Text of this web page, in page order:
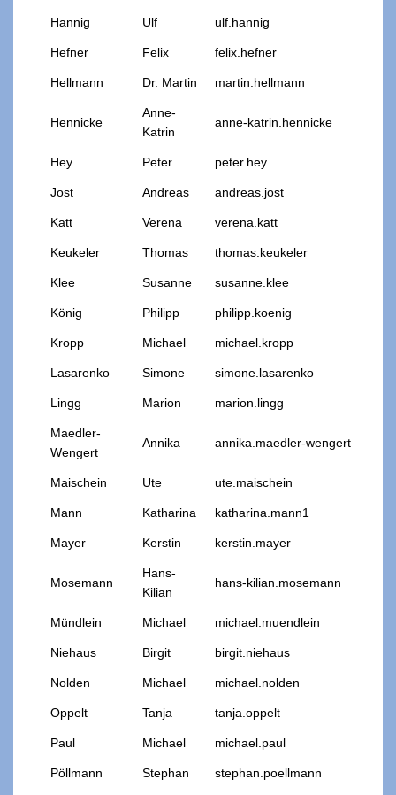
Hannig Ulf ulf.hannig
Hefner Felix felix.hefner
Hellmann Dr. Martin martin.hellmann
Hennicke
Anne-
Katrin
anne-katrin.hennicke
Hey Peter peter.hey
Jost Andreas andreas.jost
Katt Verena verena.katt
Keukeler Thomas thomas.keukeler
Klee Susanne susanne.klee
König Philipp philipp.koenig
Kropp Michael michael.kropp
Lasarenko Simone simone.lasarenko
Lingg Marion marion.lingg
Maedler-
Wengert
Annika annika.maedler-wengert
Maischein Ute ute.maischein
Mann Katharina katharina.mann1
Mayer Kerstin kerstin.mayer
Mosemann
Hans-
Kilian
hans-kilian.mosemann
Mündlein Michael michael.muendlein
Niehaus Birgit birgit.niehaus
Nolden Michael michael.nolden
Oppelt Tanja tanja.oppelt
Paul Michael michael.paul
Pöllmann Stephan stephan.poellmann